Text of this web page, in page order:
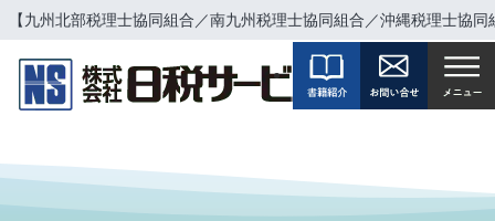
【九州北部税理士協同組合／南九州税理士協同組合／沖縄税理士協
INFORMATION